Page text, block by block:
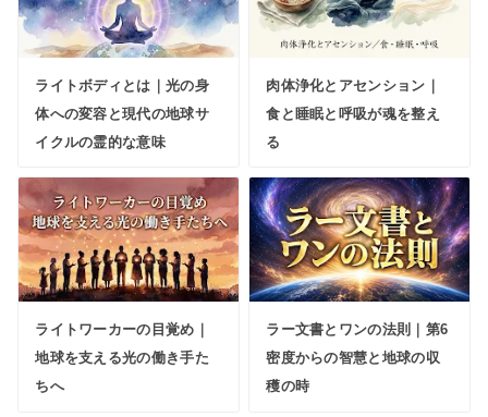
ライトボディとは｜光の身
体への変容と現代の地球サ
イクルの霊的な意味
肉体浄化とアセンション｜
食と睡眠と呼吸が魂を整え
る
ライトワーカーの目覚め｜
地球を支える光の働き手た
ちへ
ラー文書とワンの法則｜第6
密度からの智慧と地球の収
穫の時